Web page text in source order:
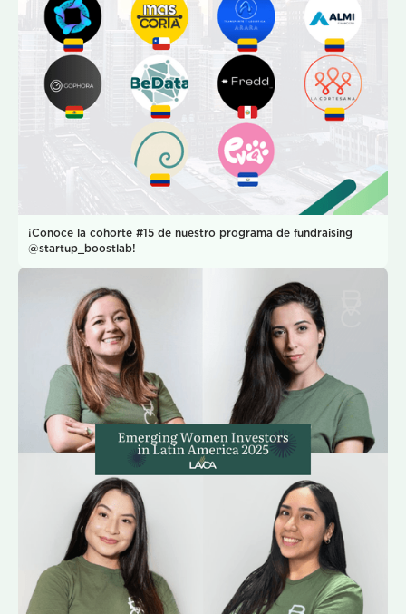
¡Conoce la cohorte #15 de nuestro programa de fundraising
@startup_boostlab!